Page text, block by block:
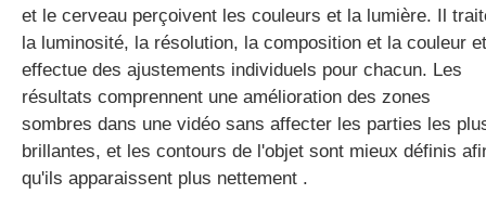
et le cerveau perçoivent les couleurs et la lumière. Il
la luminosité, la résolution, la composition et la couleur et
effectue des ajustements individuels pour chacun. Les
résultats comprennent une amélioration des zones
sombres dans une vidéo sans affecter les parties les
brillantes, et les contours de l'objet sont mieux définis
qu'ils apparaissent plus nettement .